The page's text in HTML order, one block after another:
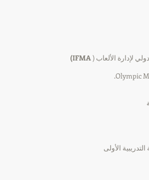
لإدارة الألعاب (IFMA)
الأولى